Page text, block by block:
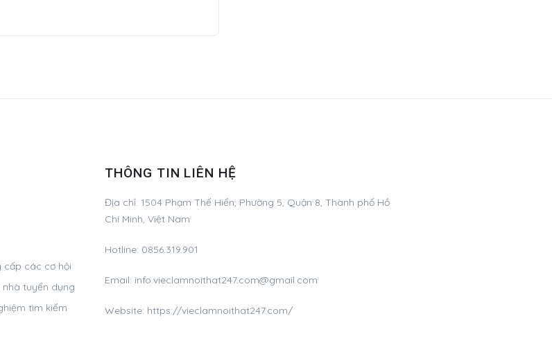
cấp các cơ hội
tuyển dụng
tìm kiếm
THÔNG TIN LIÊN HỆ
Địa chỉ: 1504 Phạm Thế Hiển, Phường 5, Quận 8, Thành phố Hồ
Chí Minh, Việt Nam
Hotline: 0856.319.901
Email: info.vieclamnoithat247.com@gmail.com
Website: https://vieclamnoithat247.com/